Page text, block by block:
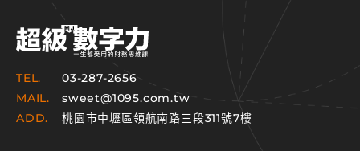
TEL.
03-287-2656
MAIL.
sweet@1095.com.tw
ADD.
桃園市中壢區領航南路三段311號7樓